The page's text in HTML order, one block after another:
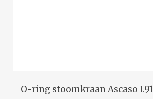
O-ring stoomkraan Ascaso I.91